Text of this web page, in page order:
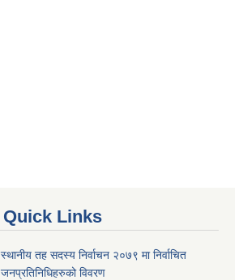
Quick Links
स्थानीय तह सदस्य निर्वाचन २०७९ मा निर्वाचित
जनप्रतिनिधिहरुको विवरण